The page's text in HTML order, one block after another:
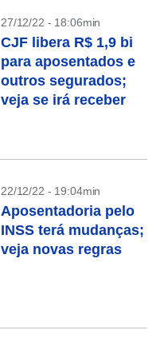
27/12/22 - 18:06min
CJF libera R$ 1,9 bi
para aposentados e
outros segurados;
veja se irá receber
22/12/22 - 19:04min
Aposentadoria pelo
INSS terá mudanças;
veja novas regras